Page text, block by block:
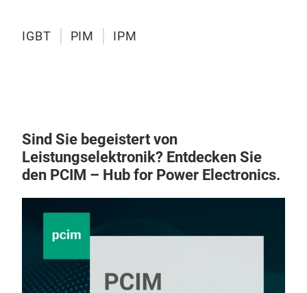
IGBT PIM IPM
Sind Sie begeistert von
Leistungselektronik? Entdecken Sie
den PCIM – Hub for Power Electronics.